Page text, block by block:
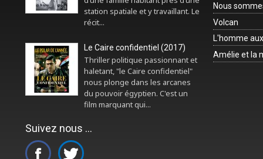
station spatiale et y travaillant. Le
récit...
Le Caire confidentiel (2017)
Thriller politique passionnant et
haletant, "le Caire confidentiel"
nous plonge dans les arcanes
du pouvoir égyptien. C'est un
film marquant qui...
Suivez nous ...
Nous
Volcan
L'homme
Amélie et la